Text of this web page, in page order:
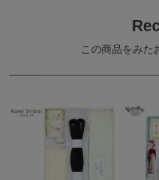
この商品をみた